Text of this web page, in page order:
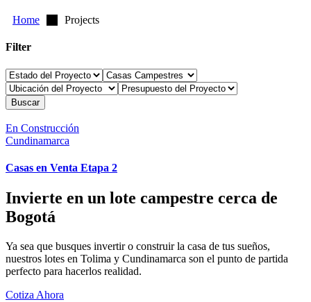
Home Projects
Filter
Buscar
En Construcción
Cundinamarca
Casas en Venta Etapa 2
Invierte en un lote campestre cerca de
Bogotá
Ya sea que busques invertir o construir la casa de tus sueños,
nuestros lotes en Tolima y Cundinamarca son el punto de partida
perfecto para hacerlos realidad.
Cotiza Ahora